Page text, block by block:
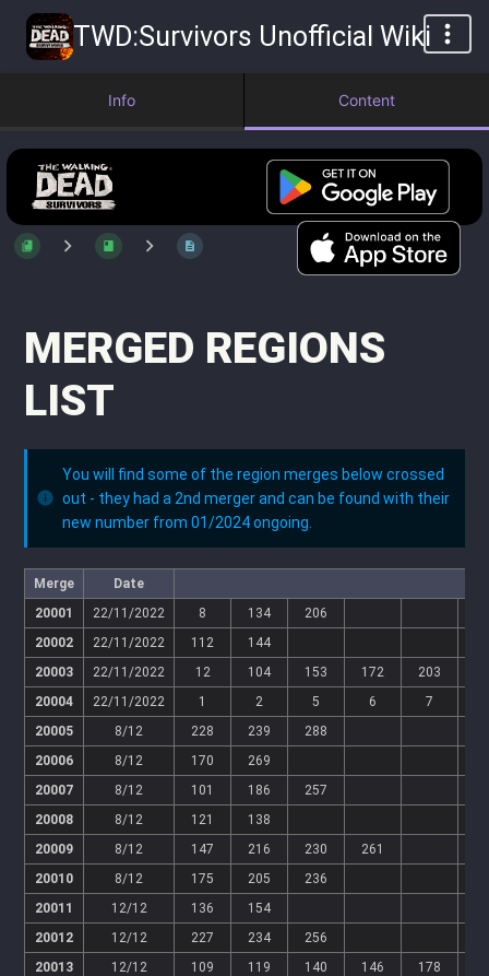
TWD:Survivors Unofficial Wiki
Info Content
MERGED REGIONS
LIST
You will find some of the region merges below crossed
out - they had a 2nd merger and can be found with their
new number from 01/2024 ongoing.
Merge
Date
20001
22/11/2022 8 134
206
20002
22/11/2022 112
144
20003
22/11/2022 12 104 153 172
203
20004
22/11/2022 1 2 5 6 7
20005
8/12 228 239
288
20006
8/12 170
269
20007
8/12 101 186
257
20008
8/12 121
138
20009
8/12 147 216 230
261
20010
8/12 175 205
236
20011
12/12 136
154
20012
12/12 227 234
256
20013
12/12 109 119 140 146 178